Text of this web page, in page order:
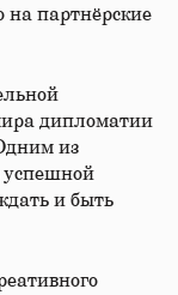
на партнёрские
дипломатии
из
успешной
и быть